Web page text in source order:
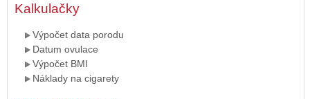
Kalkulačky
Výpočet data porodu
Datum ovulace
Výpočet BMI
Náklady na cigarety